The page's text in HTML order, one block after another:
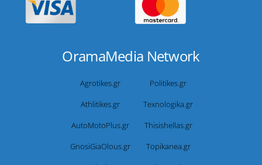
OramaMedia Network
Agrotikes.gr
Politikes.gr
Athlitikes.gr
Texnologika.gr
AutoMotoPlus.gr
Thisishellas.gr
GnosiGiaOlous.gr
Topikanea.gr